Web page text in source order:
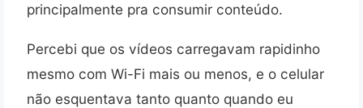
principalmente pra consumir conteúdo.
Percebi que os vídeos carregavam rapidinho
mesmo com Wi-Fi mais ou menos, e o celular
não esquentava tanto quanto quando eu